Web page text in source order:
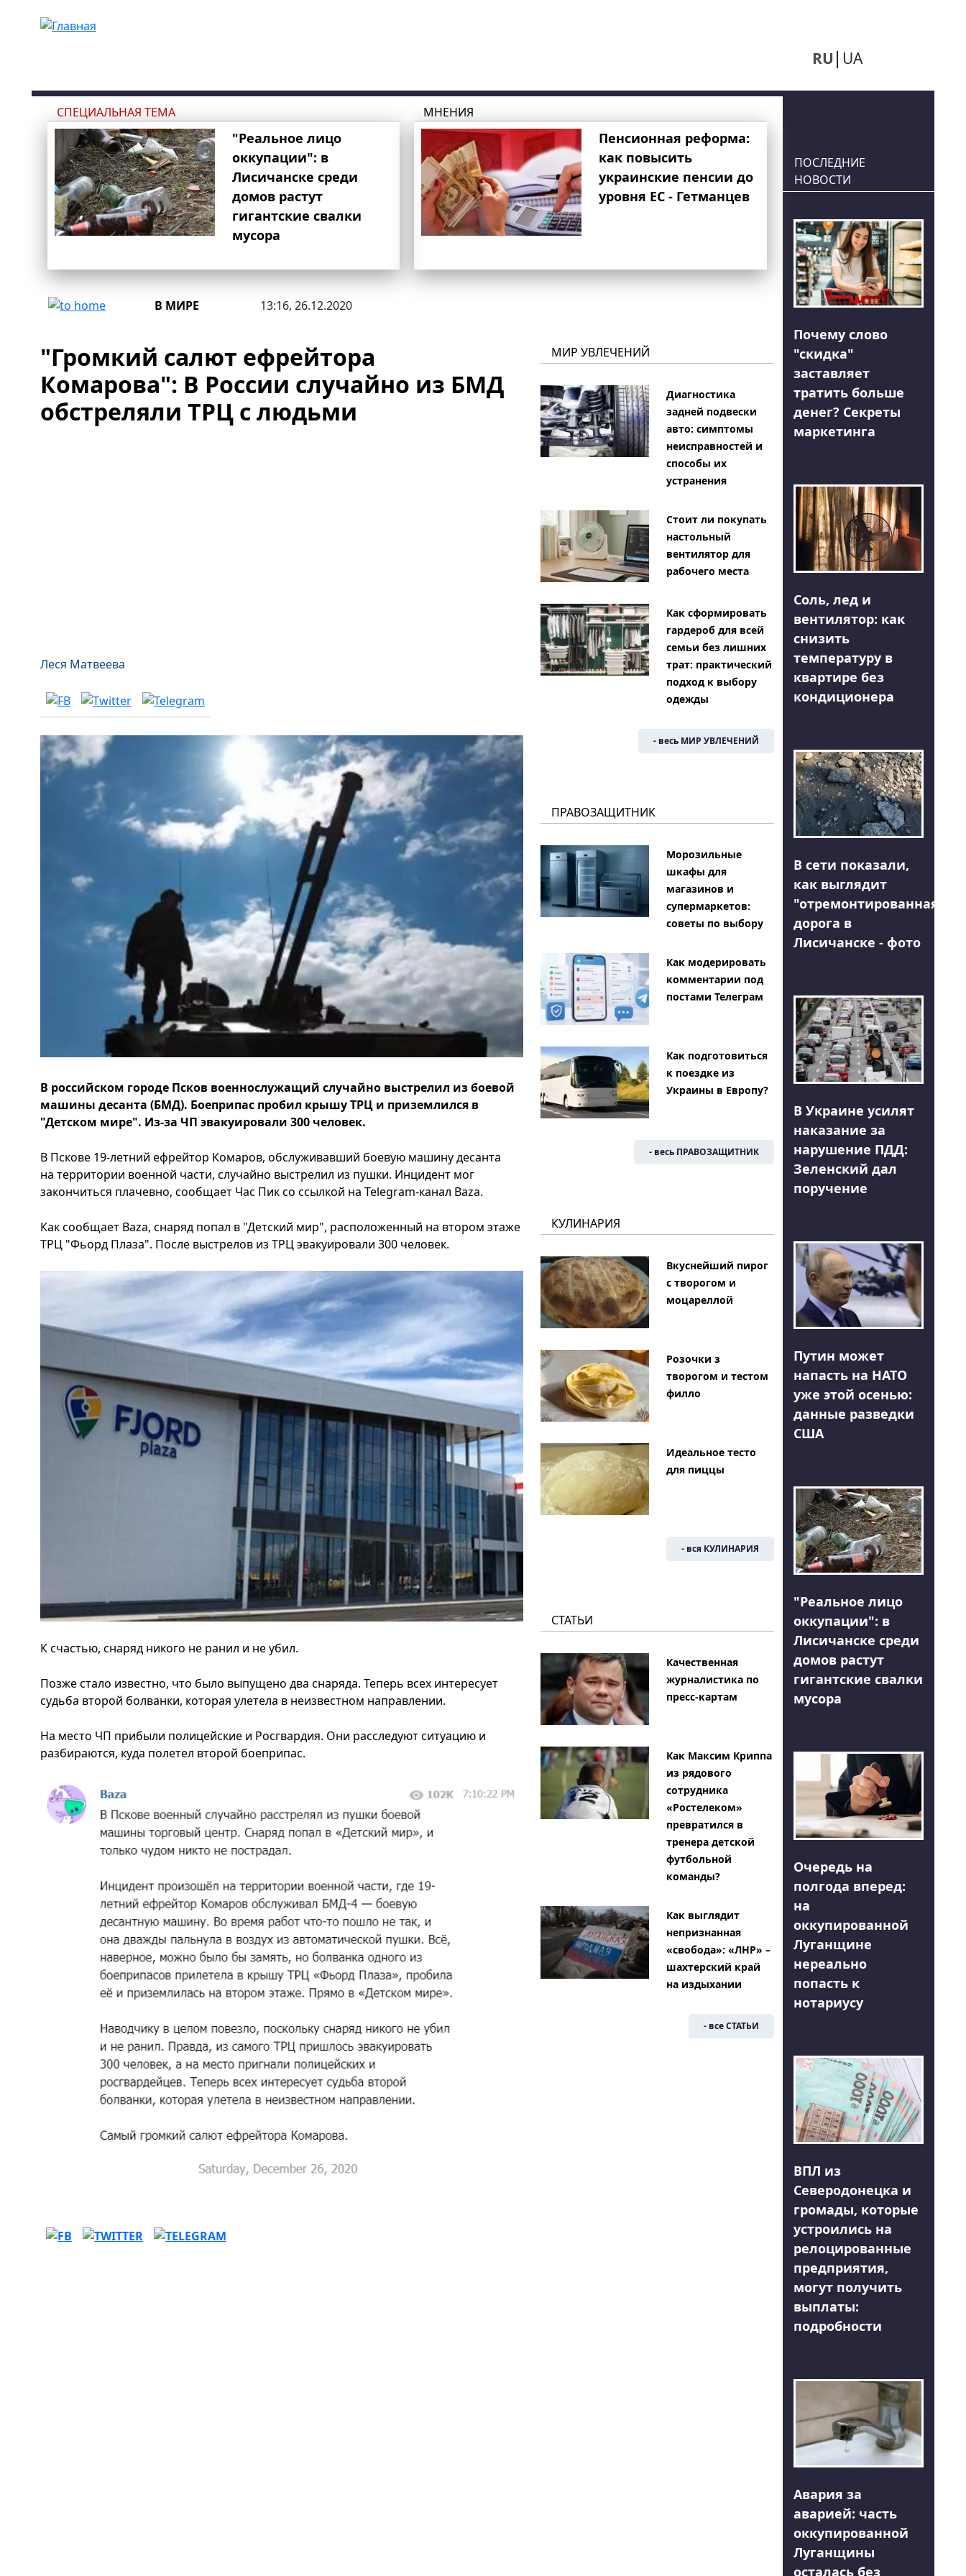
RU UA
СПЕЦИАЛЬНАЯ ТЕМА
"Реальное лицо
оккупации": в
Лисичанске среди
домов растут
гигантские свалки
мусора
МНЕНИЯ
Пенсионная реформа:
как повысить
украинские пенсии до
уровня ЕС - Гетманцев
В МИРЕ 13:16, 26.12.2020
"Громкий салют ефрейтора
Комарова": В России случайно из БМД
обстреляли ТРЦ с людьми
Леся Матвеева
В российском городе Псков военнослужащий случайно выстрелил из боевой
машины десанта (БМД). Боеприпас пробил крышу ТРЦ и приземлился в
"Детском мире". Из-за ЧП эвакуировали 300 человек.
В Пскове 19-летний ефрейтор Комаров, обслуживавший боевую машину десанта
на территории военной части, случайно выстрелил из пушки. Инцидент мог
закончиться плачевно, сообщает Час Пик со ссылкой на Telegram-канал Baza.
Как сообщает Baza, снаряд попал в "Детский мир", расположенный на втором этаже
ТРЦ "Фьорд Плаза". После выстрелов из ТРЦ эвакуировали 300 человек.
К счастью, снаряд никого не ранил и не убил.
Позже стало известно, что было выпущено два снаряда. Теперь всех интересует
судьба второй болванки, которая улетела в неизвестном направлении.
На место ЧП прибыли полицейские и Росгвардия. Они расследуют ситуацию и
разбираются, куда полетел второй боеприпас.
МИР УВЛЕЧЕНИЙ
Диагностика
задней подвески
авто: симптомы
неисправностей и
способы их
устранения
Стоит ли покупать
настольный
вентилятор для
рабочего места
Как сформировать
гардероб для всей
семьи без лишних
трат: практический
подход к выбору
одежды
- весь МИР УВЛЕЧЕНИЙ
ПРАВОЗАЩИТНИК
Морозильные
шкафы для
магазинов и
супермаркетов:
советы по выбору
Как модерировать
комментарии под
постами Телеграм
Как подготовиться
к поездке из
Украины в Европу?
- весь ПРАВОЗАЩИТНИК
КУЛИНАРИЯ
Вкуснейший пирог
с творогом и
моцареллой
Розочки з
творогом и тестом
филло
Идеальное тесто
для пиццы
- вся КУЛИНАРИЯ
СТАТЬИ
Качественная
журналистика по
пресс-картам
Как Максим Криппа
из рядового
сотрудника
«Ростелеком»
превратился в
тренера детской
футбольной
команды?
Как выглядит
непризнанная
«свобода»: «ЛНР» –
шахтерский край
на издыхании
- все СТАТЬИ
ПОСЛЕДНИЕ
НОВОСТИ
Почему слово
"скидка"
заставляет
тратить больше
денег? Секреты
маркетинга
Соль, лед и
вентилятор: как
снизить
температуру в
квартире без
кондиционера
В сети показали,
как выглядит
"отремонтированная"
дорога в
Лисичанске - фото
В Украине усилят
наказание за
нарушение ПДД:
Зеленский дал
поручение
Путин может
напасть на НАТО
уже этой осенью:
данные разведки
США
"Реальное лицо
оккупации": в
Лисичанске среди
домов растут
гигантские свалки
мусора
Очередь на
полгода вперед:
на
оккупированной
Луганщине
нереально
попасть к
нотариусу
ВПЛ из
Северодонецка и
громады, которые
устроились на
релоцированные
предприятия,
могут получить
выплаты:
подробности
Авария за
аварией: часть
оккупированной
Луганщины
осталась без